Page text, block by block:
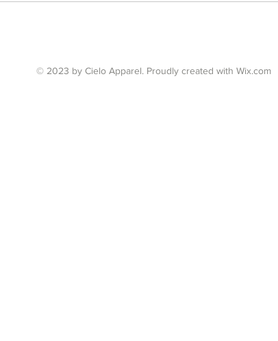
© 2023 by Cielo Apparel. Proudly created with Wix.com